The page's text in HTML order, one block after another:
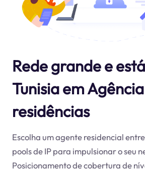
Rede grande e
Tunisia em
residências
Escolha um agente residencial
pools de IP para impulsionar o seu
Posicionamento de cobertura de